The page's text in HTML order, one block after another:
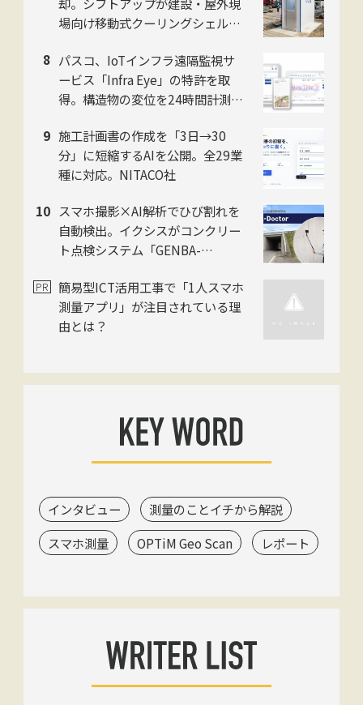
場向け移動式クーリングシェルタ
ルを提供開始
パスコ、IoTインフラ遠隔監視サ
ービス「Infra Eye」の特許を取
得。構造物の変位を24時間計測
消
施工計画書の作成を「3日→30
分」に短縮するAIを公開。全29業
種に対応。NITACO社
スマホ撮影×AI解析でひび割れを
自動検出。イクシスがコンクリー
ト点検システム「GENBA-
簡易型ICT活用工事で「1人スマホ
測量アプリ」が注目されている理
由とは？
インタビュー
測量のことイチから解説
スマホ測量
OPTiM Geo Scan レポート